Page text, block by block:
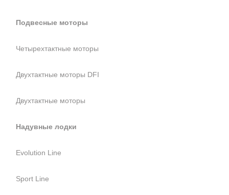
Подвесные моторы
Четырехтактные моторы
Двухтактные моторы DFI
Двухтактные моторы
Надувные лодки
Evolution Line
Sport Line